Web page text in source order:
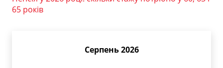
65 років
Серпень 2026